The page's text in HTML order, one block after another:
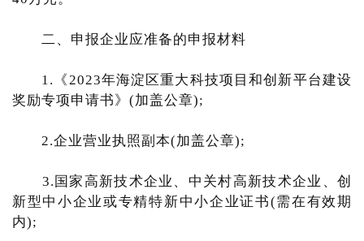
二、申报企业应准备的申报材料
1.《2023年海淀区重大科技项目和创新平台建设
奖励专项申请书》(加盖公章);
2.企业营业执照副本(加盖公章);
3.国家高新技术企业、中关村高新技术企业、创
新型中小企业或专精特新中小企业证书(需在有效期
内);